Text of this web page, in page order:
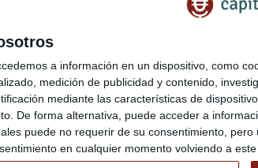
a información en un dispositivo, como
medición de publicidad y contenido,
mediante las características de
De forma alternativa, puede acceder a
puede no requerir de su consentimiento,
en cualquier momento volviendo a